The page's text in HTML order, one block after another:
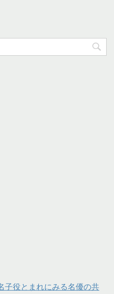
役とまれにみる名優の共